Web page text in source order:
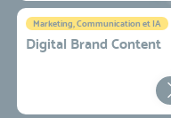
Marketing, Communication et IA
Digital Brand Content